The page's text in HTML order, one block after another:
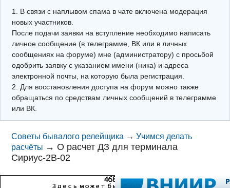
Поиск релейщика
Видео РЗиА
Фотохостинг
Телеграм
1. В связи с наплывом спама в чате включена модерация
новых участников.
После подачи заявки на вступление необходимо написать
личное сообщение (в телеграмме, ВК или в личных
сообщениях на форуме) мне (администратору) с просьбой
одобрить заявку с указанием имени (ника) и адреса
электронной почты, на которую была регистрация.
2. Для восстановления доступа на форум можно также
обращаться по средствам личных сообщений в телеграмме
или ВК.
Советы бывалого релейщика →Учимся делать
расчёты →О расчет ДЗ для терминала
Сириус-2В-02